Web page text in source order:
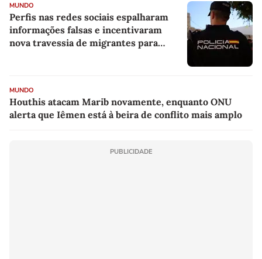
MUNDO
Perfis nas redes sociais espalharam
informações falsas e incentivaram
nova travessia de migrantes para
MUNDO
Houthis atacam Marib novamente, enquanto ONU
alerta que Iêmen está à beira de conflito mais amplo
PUBLICIDADE